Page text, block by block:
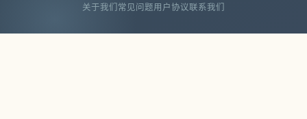
关于我们常见问题用户协议联系我们